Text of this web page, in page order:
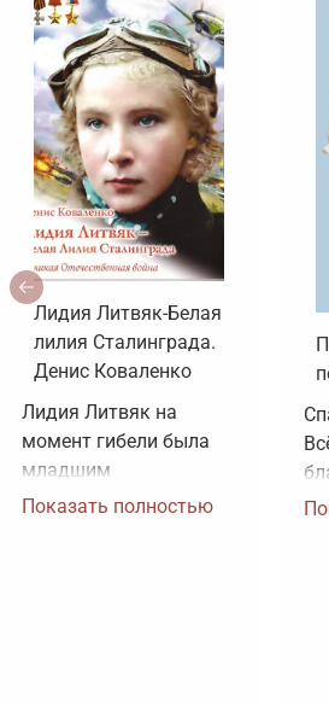
Лидия Литвяк-Белая
лилия Сталинграда.
Денис Коваленко
Лидия Литвяк на
момент гибели была
младшим
лейтенантом.
Показать полностью